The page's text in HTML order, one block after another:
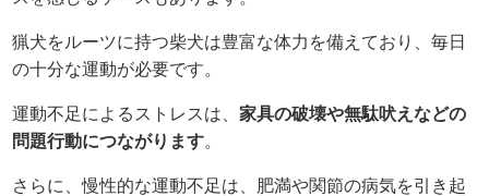
猟犬をルーツに持つ柴犬は豊富な体力を備えており、毎日
の十分な運動が必要です。
運動不足によるストレスは、家具の破壊や無駄吠えなどの
問題行動につながります。
さらに、慢性的な運動不足は、肥満や関節の病気を引き起